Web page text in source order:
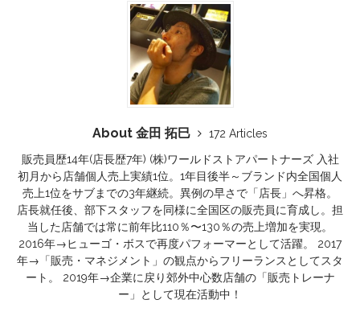
About 金田 拓巳
172 Articles
販売員歴14年(店長歴7年) (株)ワールドストアパートナーズ 入社
初月から店舗個人売上実績1位。1年目後半～ブランド内全国個人
売上1位をサブまでの3年継続。異例の早さで「店長」へ昇格。
店長就任後、部下スタッフを同様に全国区の販売員に育成し。担
当した店舗では常に前年比110％〜130％の売上増加を実現。
2016年→ヒューゴ・ボスで再度パフォーマーとして活躍。 2017
年→「販売・マネジメント」の観点からフリーランスとしてスタ
ート。 2019年→企業に戻り郊外中心数店舗の「販売トレーナ
ー」として現在活動中！